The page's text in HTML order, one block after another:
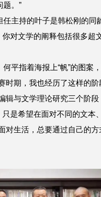
题。”
主持的叶子是韩松刚的同
你对文学的阐释包括很多
何平指着海报上“帆”的图案
时期，我也经历了这样的
与文学理论研究三个阶
是希望在面对不同的文
生活，总要通过自己的